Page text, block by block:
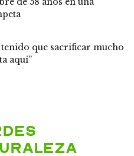
tenido que sacrificar mucho
aquí”